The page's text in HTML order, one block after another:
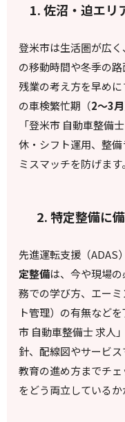
1. 佐沼・迫エリ
登米市は生活圏が広
の移動時間や冬季の
残業の考え方を早め
の車検繁忙期（2〜3月
「登米市 自動車整備
休・シフト運用、整
ミスマッチを防げます。
2. 特定整備に
先進運転支援（ADAS
定整備は、今や現場
務での学び方、エー
ト管理）の有無など
市 自動車整備士 求人
針、配線図やサービ
教育の進め方までチ
をどう両立しているか